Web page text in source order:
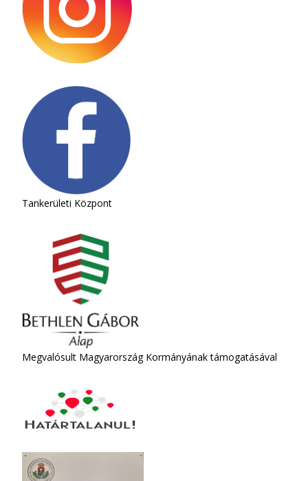
Tankerületi Központ
Megvalósult Magyarország Kormányának támogatásával